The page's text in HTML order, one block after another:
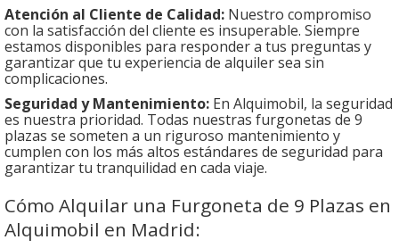
Atención al Cliente de Calidad: Nuestro compromiso
con la satisfacción del cliente es insuperable. Siempre
estamos disponibles para responder a tus preguntas y
garantizar que tu experiencia de alquiler sea sin
complicaciones.
Seguridad y Mantenimiento: En Alquimobil, la seguridad
es nuestra prioridad. Todas nuestras furgonetas de 9
plazas se someten a un riguroso mantenimiento y
cumplen con los más altos estándares de seguridad para
garantizar tu tranquilidad en cada viaje.
Cómo Alquilar una Furgoneta de 9 Plazas en
Alquimobil en Madrid: